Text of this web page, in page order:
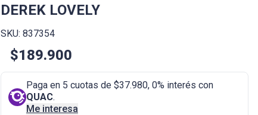
DEREK LOVELY
SKU: 837354
$189.900
Paga en 5 cuotas de $37.980, 0% interés con
QUAC.
Me interesa